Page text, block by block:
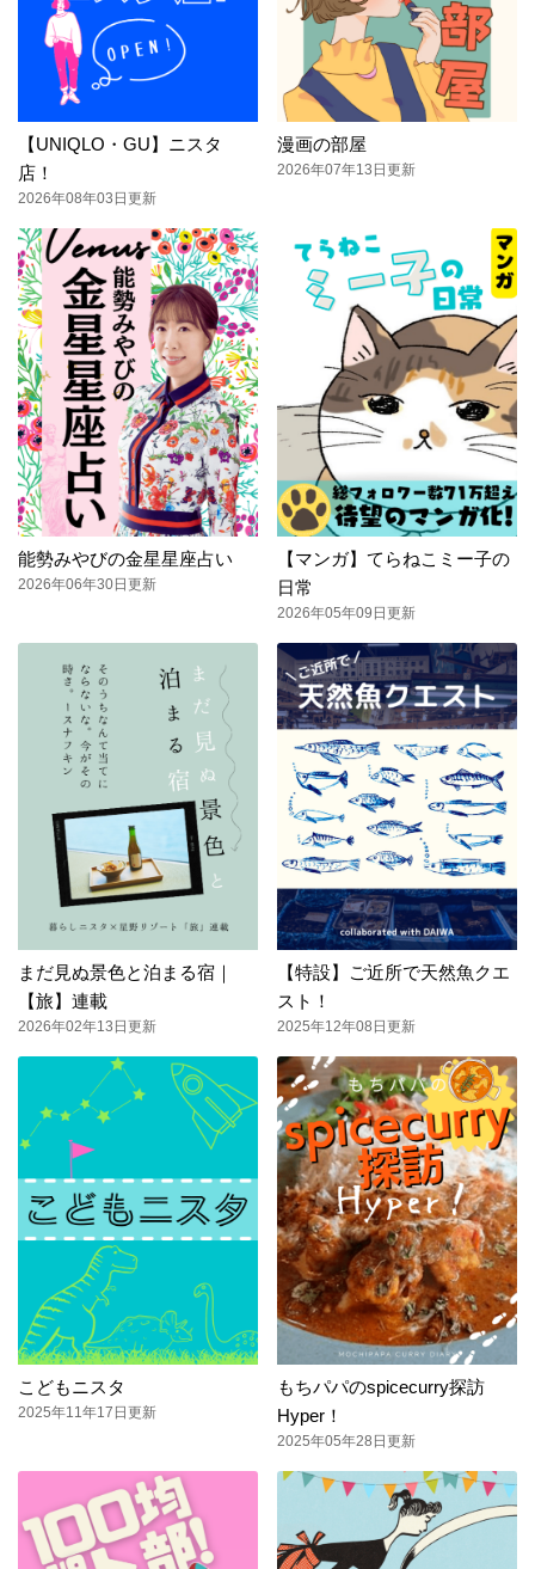
【UNIQLO・GU】ニスタ
店！
2026年08年03日更新
漫画の部屋
2026年07年13日更新
能勢みやびの金星星座占い
2026年06年30日更新
【マンガ】てらねこミー子の
日常
2026年05年09日更新
まだ見ぬ景色と泊まる宿｜
【旅】連載
2026年02年13日更新
【特設】ご近所で天然魚クエ
スト！
2025年12年08日更新
こどもニスタ
2025年11年17日更新
もちパパのspicecurry探訪
Hyper！
2025年05年28日更新